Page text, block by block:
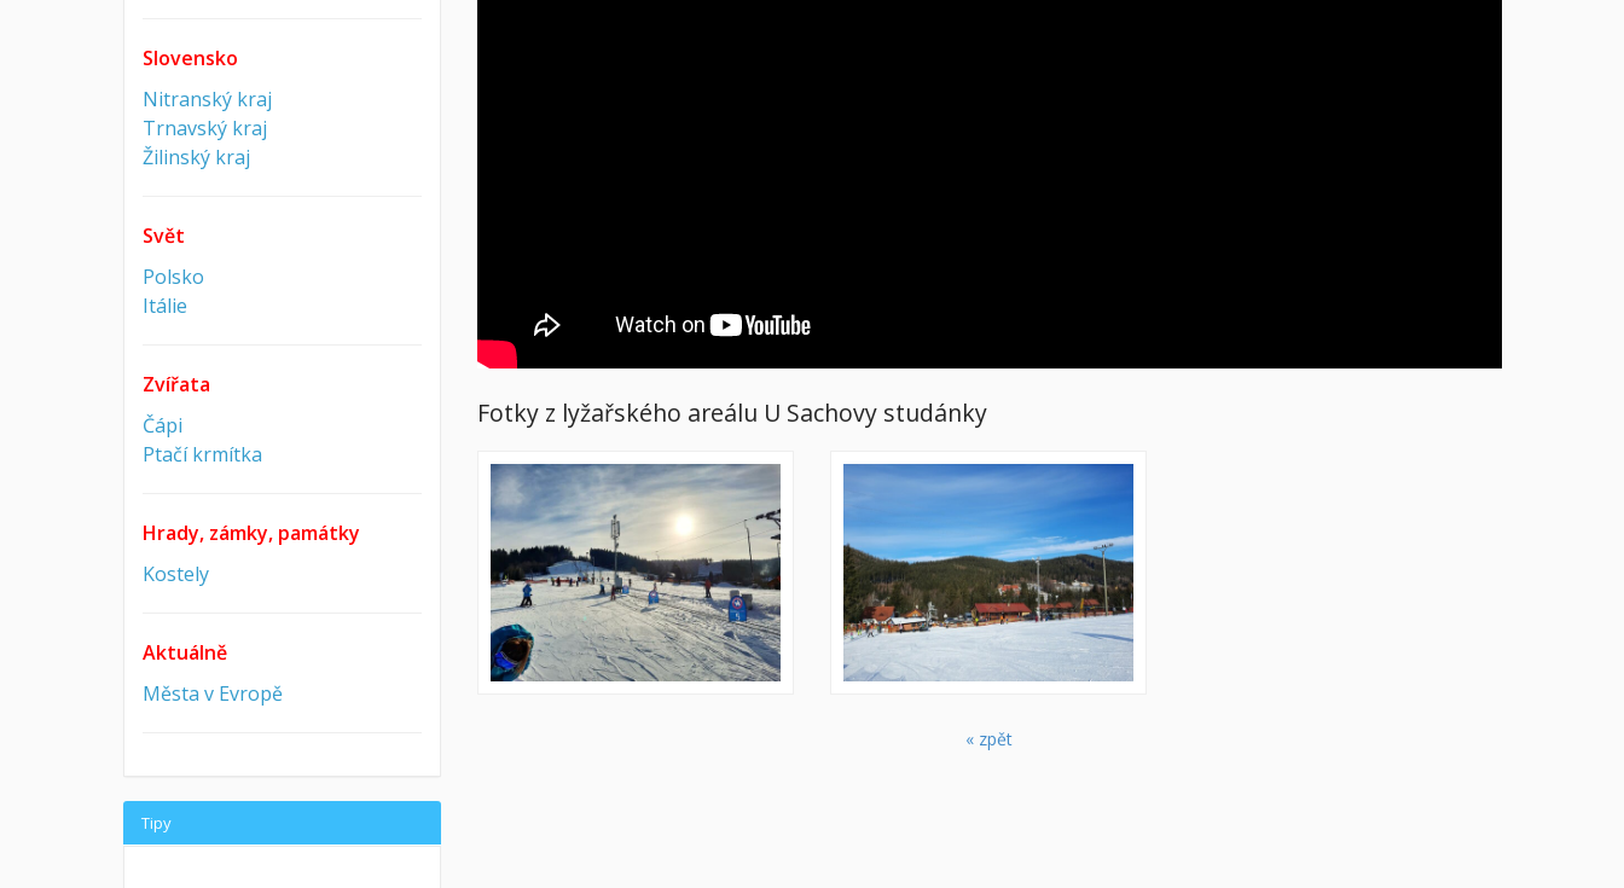
Fotky z lyžařského areálu U Sachovy studánky
« zpět
Slovensko
Nitranský kraj
Trnavský kraj
Žilinský kraj
Svět
Polsko
Itálie
Zvířata
Čápi
Ptačí krmítka
Hrady, zámky, památky
Kostely
Aktuálně
Města v Evropě
Tipy